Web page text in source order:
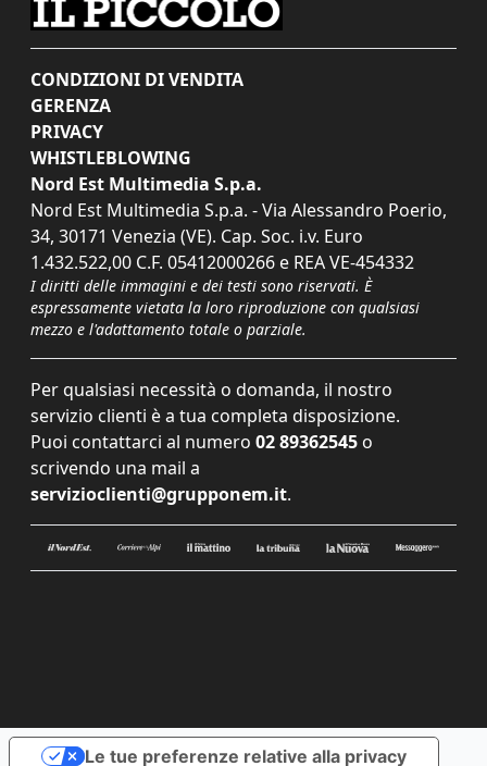
CONDIZIONI DI VENDITA
GERENZA
PRIVACY
WHISTLEBLOWING
Nord Est Multimedia S.p.a.
Nord Est Multimedia S.p.a. - Via Alessandro Poerio,
34, 30171 Venezia (VE). Cap. Soc. i.v. Euro
1.432.522,00 C.F. 05412000266 e REA VE-454332
I diritti delle immagini e dei testi sono riservati. È
espressamente vietata la loro riproduzione con qualsiasi
mezzo e l'adattamento totale o parziale.
Per qualsiasi necessità o domanda, il nostro
servizio clienti è a tua completa disposizione.
Puoi contattarci al numero 02 89362545 o
scrivendo una mail a
servizioclienti@grupponem.it.
Le tue preferenze relative alla privacy